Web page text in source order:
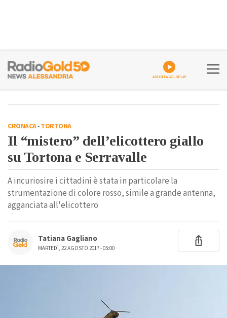
ASCOLTA GOLDPLAY
CRONACA-TORTONA
Il “mistero” dell’elicottero giallo
su Tortona e Serravalle
A incuriosire i cittadini è stata in particolare la
strumentazione di colore rosso, simile a grande antenna,
agganciata all'elicottero
Tatiana Gagliano
MARTEDÌ, 22 AGOSTO 2017 - 05:00